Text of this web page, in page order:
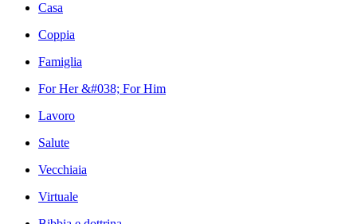
Casa
Coppia
Famiglia
For Her &#038; For Him
Lavoro
Salute
Vecchiaia
Virtuale